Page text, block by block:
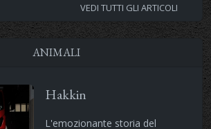
VEDI TUTTI GLI ARTICOLI
ANIMALI
Hakkin
L'emozionante storia del